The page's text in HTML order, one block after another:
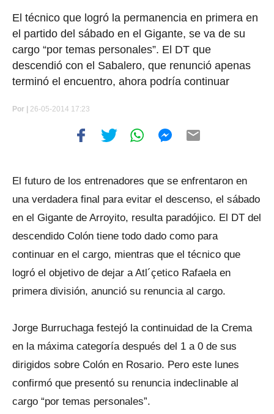
El técnico que logró la permanencia en primera en
el partido del sábado en el Gigante, se va de su
cargo “por temas personales”. El DT que
descendió con el Sabalero, que renunció apenas
terminó el encuentro, ahora podría continuar
Por 26-05-2014 17:23
El futuro de los entrenadores que se enfrentaron en
una verdadera final para evitar el descenso, el sábado
en el Gigante de Arroyito, resulta paradójico. El DT del
descendido Colón tiene todo dado como para
continuar en el cargo, mientras que el técnico que
logró el objetivo de dejar a Atl´çetico Rafaela en
primera división, anunció su renuncia al cargo.
Jorge Burruchaga festejó la continuidad de la Crema
en la máxima categoría después del 1 a 0 de sus
dirigidos sobre Colón en Rosario. Pero este lunes
confirmó que presentó su renuncia indeclinable al
cargo “por temas personales”.